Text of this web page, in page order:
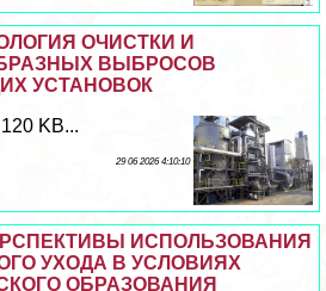
ОЧИСТКИ И
ВЫБРОСОВ
УСТАНОВОК
KB...
29 06 2026 4:10:10
ИСПОЛЬЗОВАНИЯ
УХОДА В УСЛОВИЯХ
ОБРАЗОВАНИЯ